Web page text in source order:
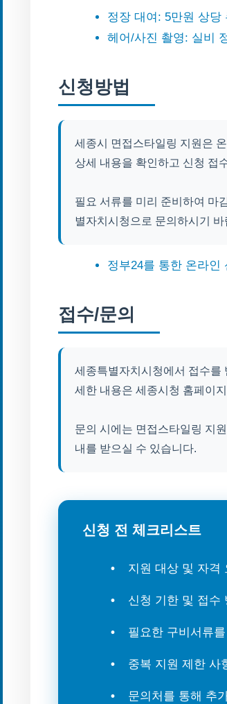
정장 대여: 5만원 상당
헤어/사진 촬영: 실비
신청방법
세종시 면접스타일링 지원은
상세 내용을 확인하고 신청 접
필요 서류를 미리 준비하여 마
별자치시청으로 문의하시기 바
정부24를 통한 온라인
접수/문의
세종특별자치시청에서 접수를
세한 내용은 세종시청 홈페이
문의 시에는 면접스타일링 지
내를 받으실 수 있습니다.
신청 전 체크리스트
지원 대상 및 자격
신청 기한 및 접수
필요한 구비서류
중복 지원 제한 사
문의처를 통해 추